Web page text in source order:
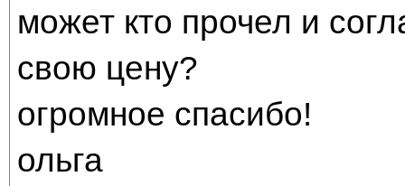
может кто прочел и
свою цену?
огромное спасибо!
ольга